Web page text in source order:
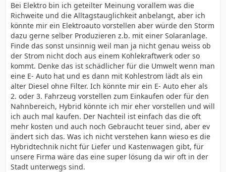
Bei Elektro bin ich geteilter Meinung vorallem was die
Richweite und die Alltagstauglichkeit anbelangt, aber ich
könnte mir ein Elektroauto vorstellen aber würde den Storm
dazu gerne selber Produzieren z.b. mit einer Solaranlage.
Finde das sonst unsinnig weil man ja nicht genau weiss ob
der Strom nicht doch aus einem Kohlekraftwerk oder so
kommt. Denke das ist schädlicher für die Umwelt wenn man
eine E- Auto hat und es dann mit Kohlestrom lädt als ein
alter Diesel ohne Filter. Ich könnte mir ein E- Auto eher als
2. oder 3. Fahrzeug vorstellen zum Einkaufen oder für den
Nahnbereich, Hybrid könnte ich mir eher vorstellen und will
ich auch mal kaufen. Der Nachteil ist einfach das die oft
mehr kosten und auch noch Gebraucht teuer sind, aber ev
ändert sich das. Was ich nicht verstehen kann wieso es die
Hybridtechnik nicht für Liefer und Kastenwagen gibt, für
unsere Firma wäre das eine super lösung da wir oft in der
Stadt unterwegs sind.